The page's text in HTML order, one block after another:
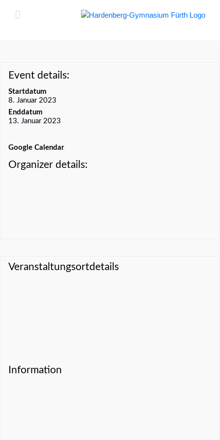
Event details:
Startdatum
8. Januar 2023
Enddatum
13. Januar 2023
Google Calendar
Organizer details:
Veranstaltungsortdetails
Information